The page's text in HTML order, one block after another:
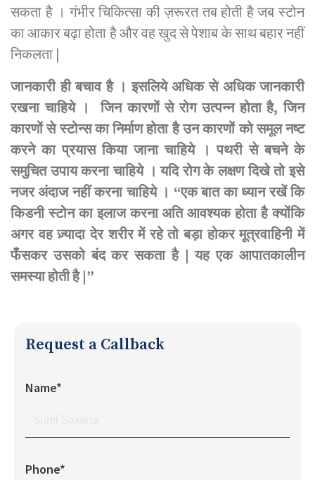
सकता है । गंभीर चिकित्सा की ज़रूरत तब होती है जब स्टोन
का आकार बढ़ा होता है और वह खुद से पेशाब के साथ बहार नहीं
निकलता |
जानकारी ही बचाव है । इसलिये अधिक से अधिक जानकारी
रखना चाहिये । जिन कारणों से रोग उत्पन्न होता है,जिन
कारणों से स्टोन्स का निर्माण होता है उन कारणों को समूल नष्ट
करने का प्रयास किया जाना चाहिये । पथरी से बचने के
समुचित उपाय करना चाहिये । यदि रोग के लक्षण दिखे तो इसे
नजर अंदाज नहीं करना चाहिये । “एक बात का ध्यान रखें कि
किडनी स्टोनका इलाज करना अति आवश्यक होता है क्योंकि
अगर वह ज़्यादा देर शरीर में रहे तोबड़ा होकर मूत्रवाहिनी में
फँसकर उसको बंद कर सकता है|यह एक आपातकालीन
समस्याहोतीहै|”
Request a Callback
Name*
Phone*